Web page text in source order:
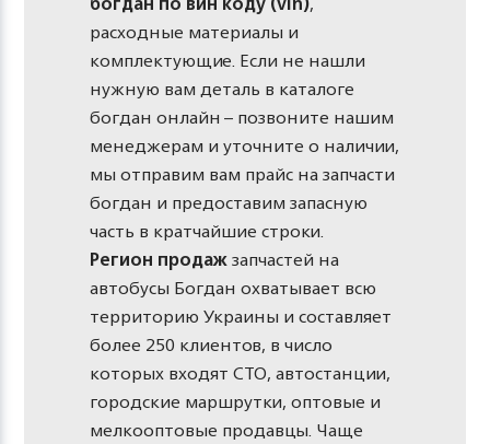
расходные материалы и
комплектующие. Если не нашли
нужную вам деталь в каталоге
богдан онлайн – позвоните нашим
менеджерам и уточните о наличии,
мы отправим вам прайс на запчасти
богдан и предоставим запасную
часть в кратчайшие строки.
Регион продажзапчастей на
автобусы Богдан охватывает всю
территорию Украины и составляет
более 250 клиентов, в число
которых входят СТО, автостанции,
городские маршрутки, оптовые и
мелкооптовые продавцы. Чаще